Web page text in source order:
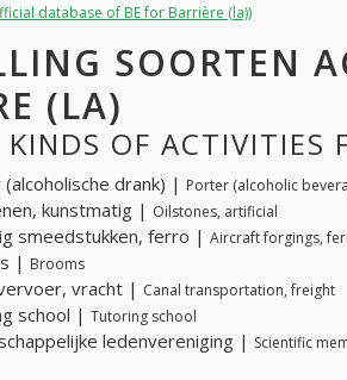
database of BE for Barrière (la))
SOORTEN
(LA)
OF ACTIVITIES
drank) | Porter (alcoholic
kunstmatig | Oilstones, artificial
smeedstukken, ferro | Aircraft forgings,
| Brooms
vracht | Canal transportation, freight
school | Tutoring school
ledenvereniging | Scientific